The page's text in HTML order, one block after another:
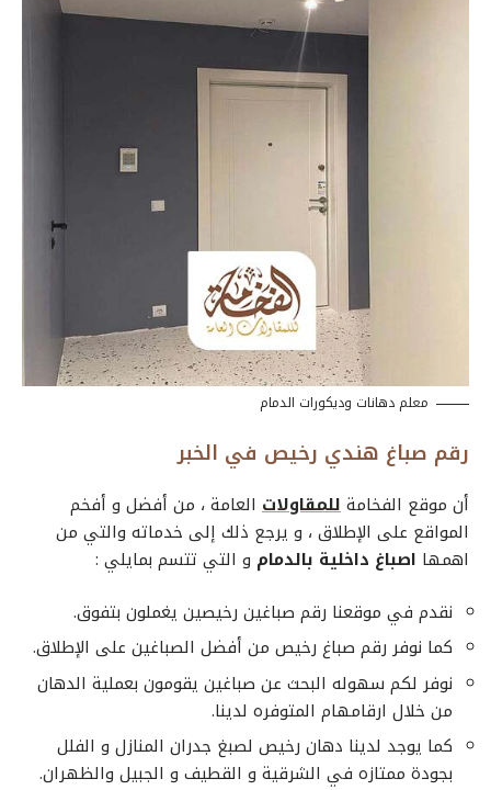
معلم دهانات وديكورات الدمام
رقم صباغ هندي رخيص في الخبر
أن موقع الفخامةللمقاولات العامة، من أفضل و أفخم
المواقع على الإطلاق ، و يرجع ذلك إلى خدماته والتي من
اهمها اصباغ داخلية بالدمام و التي تتسم بمايلي :
نقدم في موقعنا رقم صباغين رخيصين يغملون بتفوق.
كما نوفر رقم صباغ رخيص من أفضل الصباغين على الإطلاق.
نوفر لكم سهوله البحث عن صباغين يقومون بعملية الدهان
من خلال ارقامهام المتوفره لدينا.
كما يوجد لدينا دهان رخيص لصبغ جدران المنازل و الفلل
بجودة ممتازه في الشرقية و القطيف و الجبيل والظهران.